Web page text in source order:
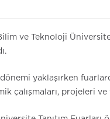
ve Teknoloji
dönemi yaklaşırken
çalışmaları, projeleri